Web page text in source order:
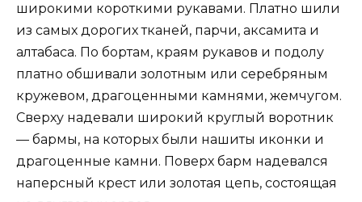
широкими короткими рукавами. Платно шили
из самых дорогих тканей, парчи, аксамита и
алтабаса. По бортам, краям рукавов и подолу
платно обшивали золотным или серебряным
кружевом, драгоценными камнями, жемчугом.
Сверху надевали широкий круглый воротник
— бармы, на которых были нашиты иконки и
драгоценные камни. Поверх барм надевался
наперсный крест или золотая цепь, состоящая